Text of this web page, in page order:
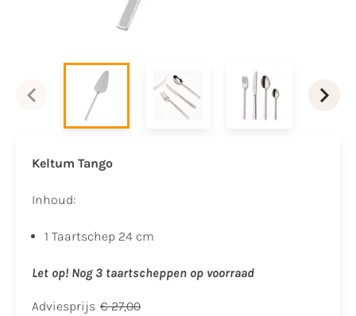
Keltum Tango
Inhoud:
1 Taartschep 24 cm
Let op! Nog 3 taartscheppen op voorraad
Adviesprijs € 27,00